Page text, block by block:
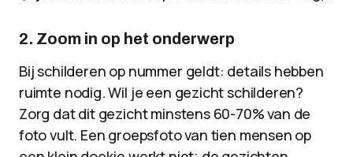
2. Zoom in op het onderwerp
Bij schilderen op nummer geldt: details hebben
ruimte nodig. Wil je een gezicht schilderen?
Zorg dat dit gezicht minstens 60-70% van de
foto vult. Een groepsfoto van tien mensen op